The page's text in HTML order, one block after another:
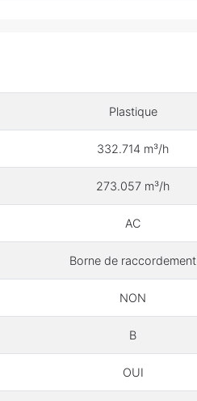
Plastique
332.714 m³/h
273.057 m³/h
AC
Borne de raccordement
NON
B
OUI